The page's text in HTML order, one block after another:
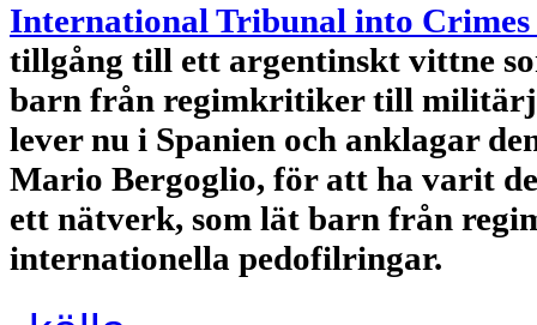
International Tribunal into
tillgång till ett argentinskt vittne
barn från regimkritiker till
lever nu i Spanien och anklagar
Mario Bergoglio, för att ha varit
ett nätverk, som lät barn från
internationella pedofilringar.